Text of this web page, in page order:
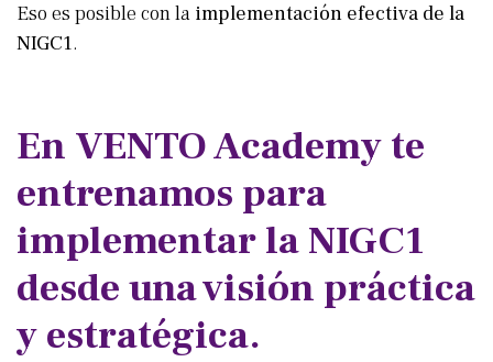
Eso es posible con la implementación efectiva de la
NIGC1.
En VENTO Academy te
entrenamos para
implementar la NIGC1
desde una visión práctica
y estratégica.